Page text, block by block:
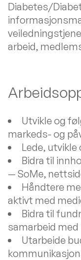
Diabetes/
arbeid,
Utvikle og
markeds- og
Lede,
Bidra til
— SoMe,
Håndtere
aktivt med
Bidra til
samarbeid
Utarbeide